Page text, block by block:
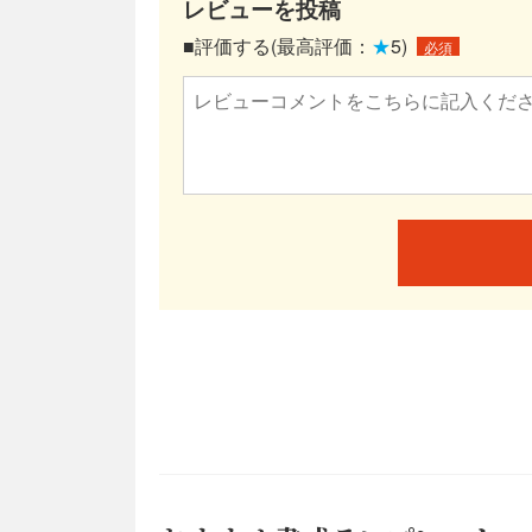
レビューを投稿
■評価する(最高評価： ★5) 必須